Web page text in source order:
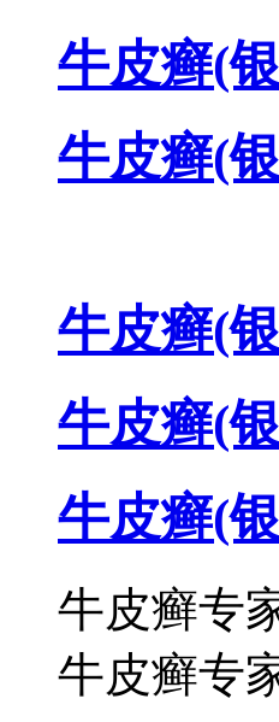
牛皮癣(
牛皮癣(
牛皮癣(
牛皮癣(
牛皮癣(
牛皮癣专
牛皮癣专